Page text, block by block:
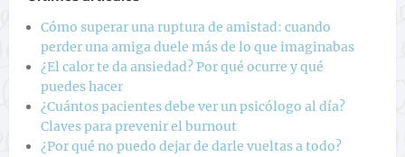
Cómo superar una ruptura de amistad: cuando
perder una amiga duele más de lo que imaginabas
¿El calor te da ansiedad? Por qué ocurre y qué
puedes hacer
¿Cuántos pacientes debe ver un psicólogo al día?
Claves para prevenir el burnout
¿Por qué no puedo dejar de darle vueltas a todo?